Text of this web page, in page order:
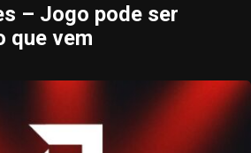
– Jogo pode ser
que vem